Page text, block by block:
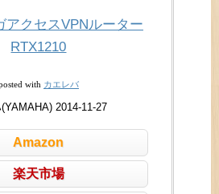
アクセスVPNルーター
RTX1210
with カエレバ
2014-11-27
Amazon
楽天市場